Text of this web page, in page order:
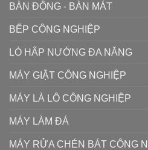
BÀN ĐÔNG - BÀN MÁT
BẾP CÔNG NGHIỆP
LÒ HẤP NƯỚNG ĐA NĂNG
MÁY GIẶT CÔNG NGHIỆP
MÁY LÀ LÔ CÔNG NGHIỆP
MÁY LÀM ĐÁ
MÁY RỬA CHÉN BÁT CÔNG